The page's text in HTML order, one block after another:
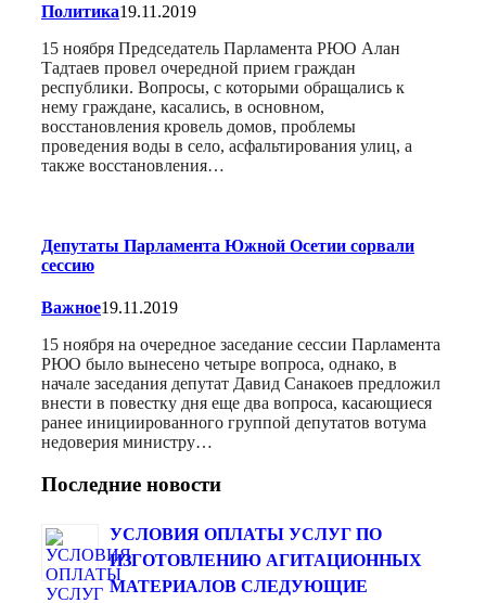
Политика19.11.2019
15 ноября Председатель Парламента РЮО Алан
Тадтаев провел очередной прием граждан
республики. Вопросы, с которыми обращались к
нему граждане, касались, в основном,
восстановления кровель домов, проблемы
проведения воды в село, асфальтирования улиц, а
также восстановления…
Депутаты Парламента Южной Осетии сорвали
сессию
Важное19.11.2019
15 ноября на очередное заседание сессии Парламента
РЮО было вынесено четыре вопроса, однако, в
начале заседания депутат Давид Санакоев предложил
внести в повестку дня еще два вопроса, касающиеся
ранее инициированного группой депутатов вотума
недоверия министру…
Последние новости
УСЛОВИЯ ОПЛАТЫ УСЛУГ ПО
ИЗГОТОВЛЕНИЮ АГИТАЦИОННЫХ
МАТЕРИАЛОВ СЛЕДУЮЩИЕ